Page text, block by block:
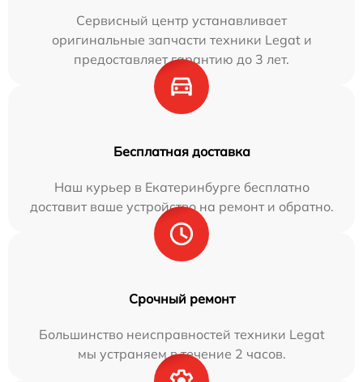
Сервисный центр устанавливает
оригинальные запчасти техники Legat и
предоставляет гарантию до 3 лет.
Бесплатная доставка
Наш курьер в Екатеринбурге бесплатно
доставит ваше устройство на ремонт и обратно.
Срочный ремонт
Большинство неисправностей техники Legat
мы устраняем в течение 2 часов.